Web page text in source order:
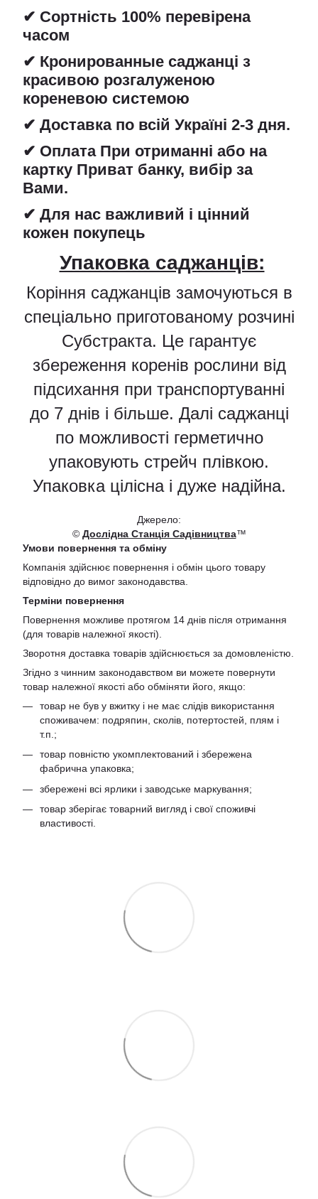
✔ Сортність 100% перевірена
часом
✔ Кронированные саджанці з
красивою розгалуженою
кореневою системою
✔ Доставка по всій Україні 2-3 дня.
✔ Оплата При отриманні або на
картку Приват банку, вибір за
Вами.
✔ Для нас важливий і цінний
кожен покупець
Упаковка саджанців:
Коріння саджанців замочуються в
спеціально приготованому розчині
Субстракта. Це гарантує
збереження коренів рослини від
підсихання при транспортуванні
до 7 днів і більше. Далі саджанці
по можливості герметично
упаковують стрейч плівкою.
Упаковка цілісна і дуже надійна.
Джерело:
© Дослідна Станція Садівництва™
Умови повернення та обміну
Компанія здійснює повернення і обмін цього товару
відповідно до вимог законодавства.
Терміни повернення
Повернення можливе протягом 14 днів після отримання
(для товарів належної якості).
Зворотня доставка товарів здійснюється за домовленістю.
Згідно з чинним законодавством ви можете повернути
товар належної якості або обміняти його, якщо:
товар не був у вжитку і не має слідів використання
споживачем: подряпин, сколів, потертостей, плям і
т.п.;
товар повністю укомплектований і збережена
фабрична упаковка;
збережені всі ярлики і заводське маркування;
товар зберігає товарний вигляд і свої споживчі
властивості.